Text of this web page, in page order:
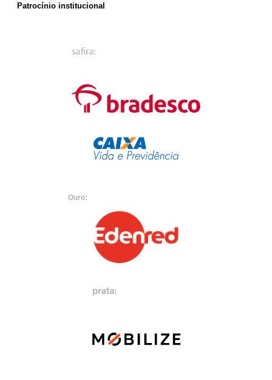
Patrocínio institucional
Ouro: